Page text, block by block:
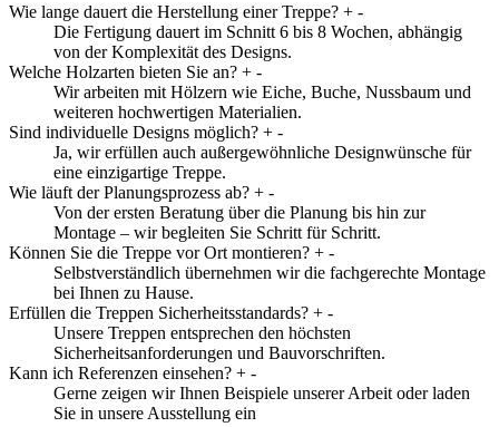
Wie lange dauert die Herstellung einer Treppe? + -
Die Fertigung dauert im Schnitt 6 bis 8 Wochen, abhängig
von der Komplexität des Designs.
Welche Holzarten bieten Sie an? + -
Wir arbeiten mit Hölzern wie Eiche, Buche, Nussbaum und
weiteren hochwertigen Materialien.
Sind individuelle Designs möglich? + -
Ja, wir erfüllen auch außergewöhnliche Designwünsche für
eine einzigartige Treppe.
Wie läuft der Planungsprozess ab? + -
Von der ersten Beratung über die Planung bis hin zur
Montage – wir begleiten Sie Schritt für Schritt.
Können Sie die Treppe vor Ort montieren? + -
Selbstverständlich übernehmen wir die fachgerechte Montage
bei Ihnen zu Hause.
Erfüllen die Treppen Sicherheitsstandards? + -
Unsere Treppen entsprechen den höchsten
Sicherheitsanforderungen und Bauvorschriften.
Kann ich Referenzen einsehen? + -
Gerne zeigen wir Ihnen Beispiele unserer Arbeit oder laden
Sie in unsere Ausstellung ein